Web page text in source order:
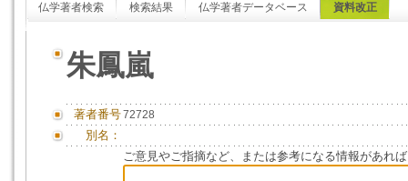
仏学著者検索 検索結果 仏学著者データベース 資料改正
朱鳳嵐
著者番号72728
別名：
ご意見やご指摘など、または参考になる情報があれ